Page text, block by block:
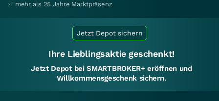
✅ mehr als 25 Jahre Marktpräsenz
Jetzt Depot sichern
Ihre Lieblingsaktie geschenkt!
Jetzt Depot bei SMARTBROKER+ eröffnen und
Willkommensgeschenk sichern.